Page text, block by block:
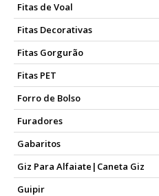
Fitas de Voal
Fitas Decorativas
Fitas Gorgurão
Fitas PET
Forro de Bolso
Furadores
Gabaritos
Giz Para Alfaiate|Caneta Giz
Guipir